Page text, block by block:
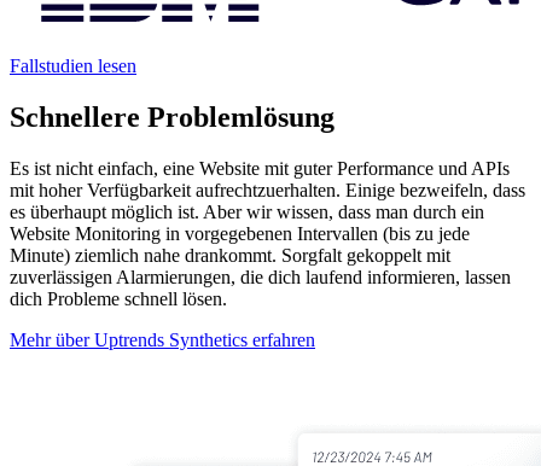
Fallstudien lesen
Schnellere Problemlösung
Es ist nicht einfach, eine Website mit guter Performance und APIs
mit hoher Verfügbarkeit aufrechtzuerhalten. Einige bezweifeln, dass
es überhaupt möglich ist. Aber wir wissen, dass man durch ein
Website Monitoring in vorgegebenen Intervallen (bis zu jede
Minute) ziemlich nahe drankommt. Sorgfalt gekoppelt mit
zuverlässigen Alarmierungen, die dich laufend informieren, lassen
dich Probleme schnell lösen.
Mehr über Uptrends Synthetics erfahren